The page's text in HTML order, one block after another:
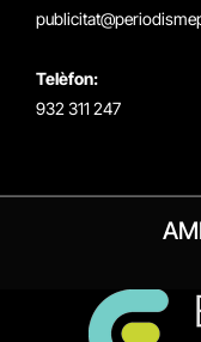
Telèfon:
932 311 247